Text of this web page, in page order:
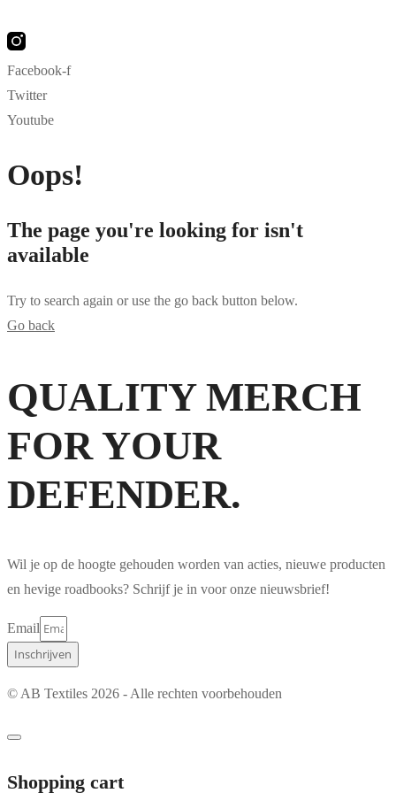
Facebook-f
Twitter
Youtube
Oops!
The page you're looking for isn't
available
Try to search again or use the go back button below.
Go back
QUALITY MERCH
FOR YOUR
DEFENDER.
Wil je op de hoogte gehouden worden van acties, nieuwe producten
en hevige roadbooks? Schrijf je in voor onze nieuwsbrief!
Email
Inschrijven
© AB Textiles 2026 - Alle rechten voorbehouden
Shopping cart